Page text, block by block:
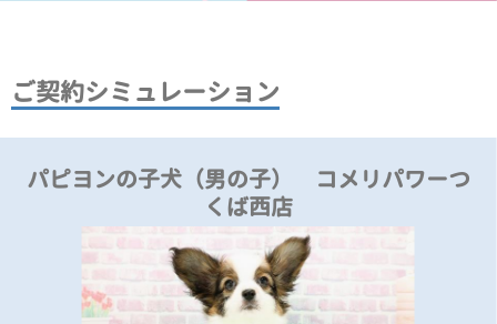
ご契約シミュレーション
パピヨンの子犬（男の子） コメリパワーつ
くば西店